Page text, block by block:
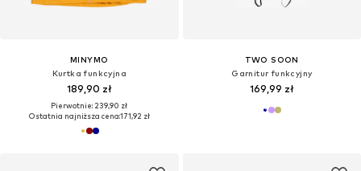
MINYMO
Kurtka funkcyjna
189,90 zł
Pierwotnie: 239,90 zł
Ostatnia najniższa cena:171,92 zł
TWO SOON
Garnitur funkcyjny
169,99 zł